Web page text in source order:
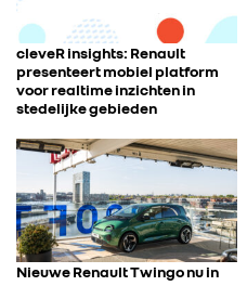
cleveR insights: Renault
presenteert mobiel platform
voor realtime inzichten in
stedelijke gebieden
Nieuwe Renault Twingo nu in